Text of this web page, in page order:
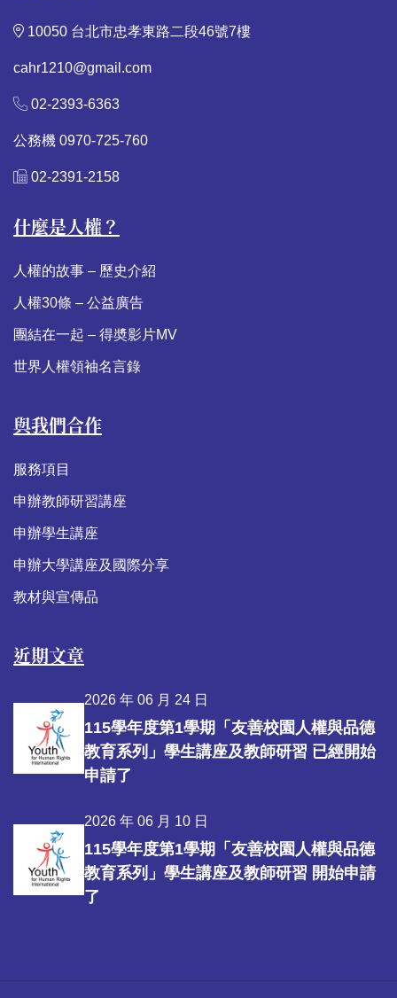
10050 台北市忠孝東路二段46號7樓
cahr1210@gmail.com
02-2393-6363
公務機 0970-725-760
02-2391-2158
什麼是人權？
人權的故事 – 歷史介紹
人權30條 – 公益廣告
團結在一起 – 得奬影片MV
世界人權領袖名言錄
與我們合作
服務項目
申辦教師研習講座
申辦學生講座
申辦大學講座及國際分享
教材與宣傳品
近期文章
2026 年 06 月 24 日
115學年度第1學期「友善校園人權與品德
教育系列」學生講座及教師研習 已經開始
申請了
2026 年 06 月 10 日
115學年度第1學期「友善校園人權與品德
教育系列」學生講座及教師研習 開始申請
了